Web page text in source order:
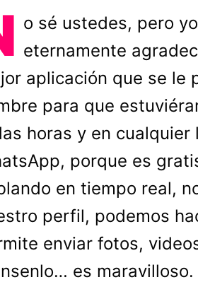
o sé ustedes, pero
eternamente
aplicación que se le
para que
horas y en cualquier
porque es
en tiempo real,
perfil, podemos
enviar fotos,
es maravilloso.